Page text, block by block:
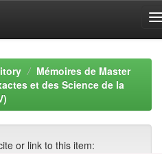
Mémoires de Master
et des Science de la
or link to this item: